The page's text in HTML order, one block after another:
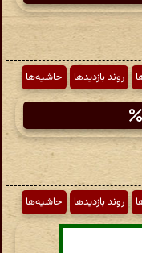
روند بازدیدها حاشیه‌ها
روند بازدیدها حاشیه‌ها